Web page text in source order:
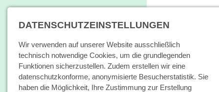
DATENSCHUTZEINSTELLUNGEN
Wir verwenden auf unserer Website ausschließlich
technisch notwendige Cookies, um die grundlegenden
Funktionen sicherzustellen. Zudem erstellen wir eine
datenschutzkonforme, anonymisierte Besucherstatistik. Sie
haben die Möglichkeit, Ihre Zustimmung zur Erstellung